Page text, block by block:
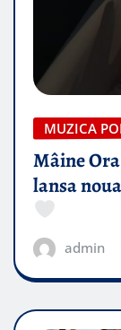
MUZICA
Mâine
lansa
admin